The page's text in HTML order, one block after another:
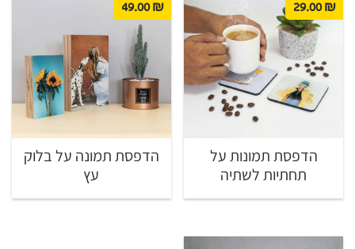
₪
29.00
הדפסת תמונות על
תחתיות לשתיה
₪
49.00
הדפסת תמונה על בלוק
עץ